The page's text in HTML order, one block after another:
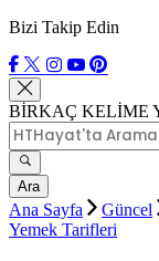
Bizi Takip Edin
BİRKAÇ KELİME
Ara
Ana Sayfa Güncel
Yemek Tarifleri